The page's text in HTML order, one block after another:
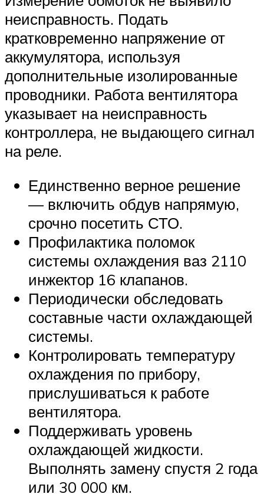
неисправность. Подать
кратковременно напряжение от
аккумулятора, используя
дополнительные изолированные
проводники. Работа вентилятора
указывает на неисправность
контроллера, не выдающего сигнал
на реле.
Единственно верное решение
— включить обдув напрямую,
срочно посетить СТО.
Профилактика поломок
системы охлаждения ваз 2110
инжектор 16 клапанов.
Периодически обследовать
составные части охлаждающей
системы.
Контролировать температуру
охлаждения по прибору,
прислушиваться к работе
вентилятора.
Поддерживать уровень
охлаждающей жидкости.
Выполнять замену спустя 2 года
или 30 000 км.